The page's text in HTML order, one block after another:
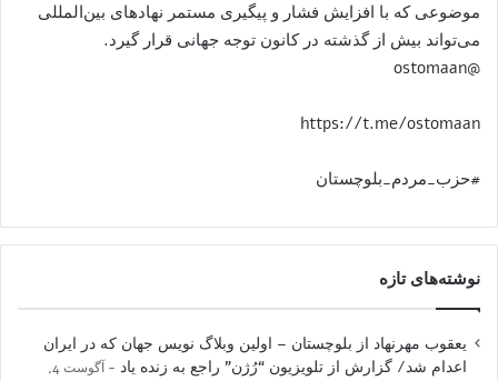
موضوعی که با افزایش فشار و پیگیری مستمر نهادهای بین‌المللی
می‌تواند بیش از گذشته در کانون توجه جهانی قرار گیرد.
@ostomaan
https://t.me/ostomaan
#حزب_مردم_بلوچستان
نوشته‌های تازه
یعقوب مهرنهاد از بلوچستان – اولین وبلاگ نویس جهان که در ایران
اعدام شد/ گزارش از تلویزیون “رُژن” راجع به زنده یاد
آگوست 4,